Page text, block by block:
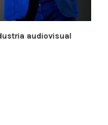
audiovisual